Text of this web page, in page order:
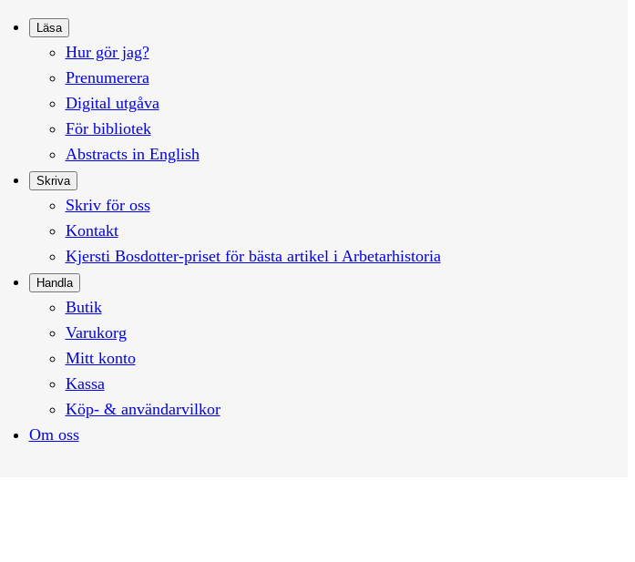
Läsa
Hur gör jag?
Prenumerera
Digital utgåva
För bibliotek
Abstracts in English
Skriva
Skriv för oss
Kontakt
Kjersti Bosdotter-priset för bästa artikel i Arbetarhistoria
Handla
Butik
Varukorg
Mitt konto
Kassa
Köp- & användarvilkor
Om oss